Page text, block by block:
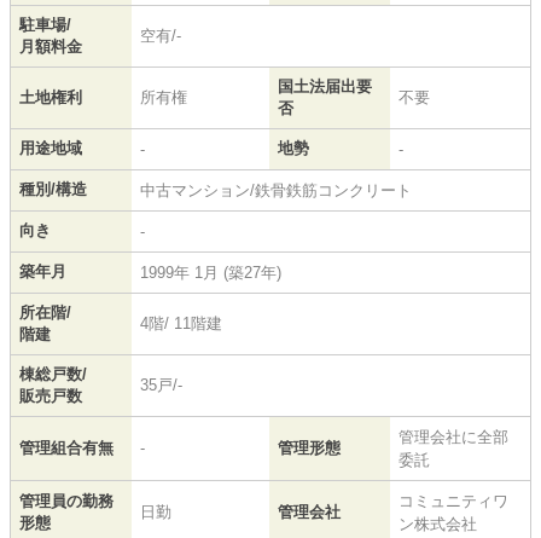
駐車場/
月額料金
空有/-
土地権利 所有権
国土法届出要
否
不要
用途地域 - 地勢 -
種別/構造 中古マンション/鉄骨鉄筋コンクリート
向き -
築年月 1999年 1月 (築27年)
所在階/
階建
4階/ 11階建
棟総戸数/
販売戸数
35戸/-
管理組合有無 - 管理形態
管理会社に全部
委託
管理員の勤務
形態
日勤 管理会社
コミュニティワ
ン株式会社